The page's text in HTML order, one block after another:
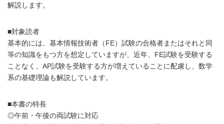
解説します。
■対象読者
基本的には、基本情報技術者（FE）試験の合格者またはそれと同
等の知識をもつ方を想定していますが、近年、FE試験を受験する
ことなく、AP試験を受験する方が増えていることに配慮し、数学
系の基礎理論も解説しています。
■本書の特長
◎午前・午後の両試験に対応